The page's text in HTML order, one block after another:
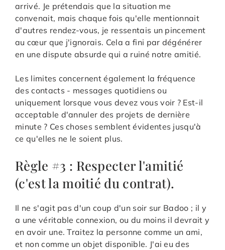
arrivé. Je prétendais que la situation me
convenait, mais chaque fois qu'elle mentionnait
d'autres rendez-vous, je ressentais un pincement
au cœur que j'ignorais. Cela a fini par dégénérer
en une dispute absurde qui a ruiné notre amitié.
Les limites concernent également la fréquence
des contacts - messages quotidiens ou
uniquement lorsque vous devez vous voir ? Est-il
acceptable d'annuler des projets de dernière
minute ? Ces choses semblent évidentes jusqu'à
ce qu'elles ne le soient plus.
Règle #3 : Respecter l'amitié
(c'est la moitié du contrat).
Il ne s'agit pas d'un coup d'un soir sur Badoo ; il y
a une véritable connexion, ou du moins il devrait y
en avoir une. Traitez la personne comme un ami,
et non comme un objet disponible. J'ai eu des